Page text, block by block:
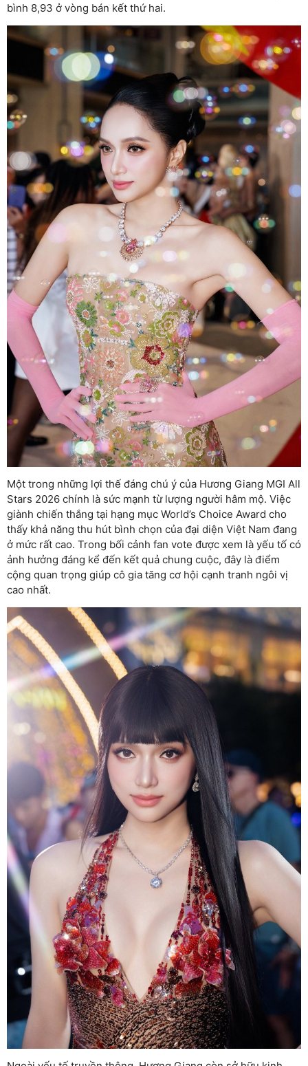
bình 8,93 ở vòng bán kết thứ hai.
Một trong những lợi thế đáng chú ý của Hương Giang MGI All
Stars 2026 chính là sức mạnh từ lượng người hâm mộ. Việc
giành chiến thắng tại hạng mục World’s Choice Award cho
thấy khả năng thu hút bình chọn của đại diện Việt Nam đang
ở mức rất cao. Trong bối cảnh fan vote được xem là yếu tố có
ảnh hưởng đáng kể đến kết quả chung cuộc, đây là điểm
cộng quan trọng giúp cô gia tăng cơ hội cạnh tranh ngôi vị
cao nhất.